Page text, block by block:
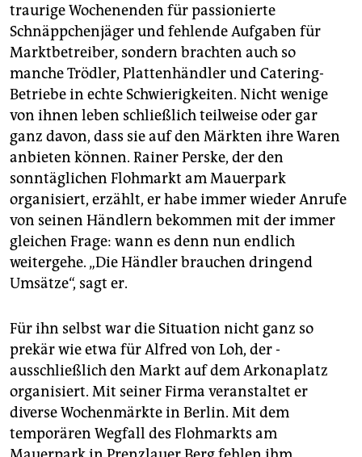
traurige Wochenenden für passionierte
Schnäppchenjäger und fehlende Aufgaben für
Marktbetreiber, sondern brachten auch so
manche Trödler, Plattenhändler und Catering-
Betriebe in echte Schwierigkeiten. Nicht wenige
von ihnen leben schließlich teilweise oder gar
ganz davon, dass sie auf den Märkten ihre Waren
anbieten können. Rainer Perske, der den
sonntäglichen Flohmarkt am Mauerpark
organisiert, erzählt, er habe immer wieder Anrufe
von seinen Händlern bekommen mit der immer
gleichen Frage: wann es denn nun endlich
weitergehe. „Die Händler brauchen dringend
Umsätze“, sagt er.
Für ihn selbst war die Situation nicht ganz so
prekär wie etwa für Alfred von Loh, der ­
ausschließlich den Markt auf dem Arkonaplatz
organisiert. Mit seiner Firma veranstaltet er
diverse Wochenmärkte in Berlin. Mit dem
temporären Wegfall des Flohmarkts am